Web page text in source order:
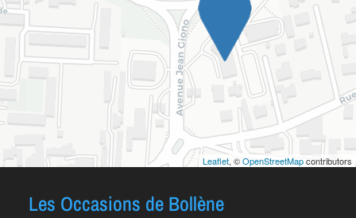
Leaflet, ©OpenStreetMapcontributors
Les Occasions de Bollène